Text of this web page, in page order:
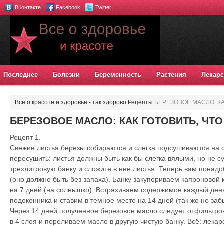
ВКонтакте Facebook Twitter
Последнее Болезни Беременность Растения
Все о красоте и здоровье - так здорово Рецепты БЕРЕЗОВОЕ МАСЛО:
БЕРЕЗОВОЕ МАСЛО: КАК ГОТОВИТЬ,
Рецепт 1.
Свежие листья березы собираются и слегка подсушиваются
пересушить: листья должны быть как бы слегка вялыми, но не
трехлитровую банку и сложите в неё листья. Теперь вам
(оно должно быть без запаха). Банку закупориваем
на 7 дней (на солнышко). Встряхиваем содержимое каждый
подоконника и ставим в темное место на 14 дней (так же не
Через 14 дней полученное березовое масло следует
в 4 слоя и переливаем масло в другую чистую банку. Всё: